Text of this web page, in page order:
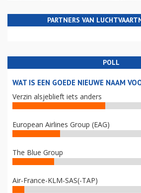
PARTNERS VAN
POLL
WAT IS EEN GOEDE NIEUWE NAAM
Verzin alsjeblieft iets anders
European Airlines Group (EAG)
The Blue Group
Air-France-KLM-SAS(-TAP)